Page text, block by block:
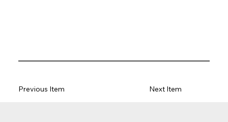
Next Item
Previous Item